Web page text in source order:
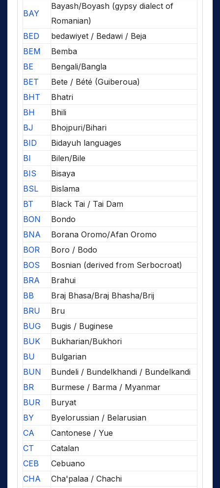
BAY
Bayash/Boyash (gypsy dialect of
Romanian)
BED
bedawiyet / Bedawi / Beja
BEM
Bemba
BE
Bengali/Bangla
BET
Bete / Bété (Guiberoua)
BHT
Bhatri
BH
Bhili
BJ
Bhojpuri/Bihari
BID
Bidayuh languages
BI
Bilen/Bile
BIS
Bisaya
BSL
Bislama
BT
Black Tai / Tai Dam
BON
Bondo
BNA
Borana Oromo/Afan Oromo
BOR
Boro / Bodo
BOS
Bosnian (derived from Serbocroat)
BRA
Brahui
BB
Braj Bhasa/Braj Bhasha/Brij
BRU
Bru
BUG
Bugis / Buginese
BUK
Bukharian/Bukhori
BU
Bulgarian
BUN
Bundeli / Bundelkhandi / Bundelkandi
BR
Burmese / Barma / Myanmar
BUR
Buryat
BY
Byelorussian / Belarusian
CA
Cantonese / Yue
CT
Catalan
CEB
Cebuano
CHA
Cha'palaa / Chachi